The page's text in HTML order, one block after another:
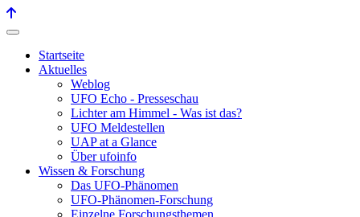
Startseite
Aktuelles
Weblog
UFO Echo - Presseschau
Lichter am Himmel - Was ist das?
UFO Meldestellen
UAP at a Glance
Über ufoinfo
Wissen & Forschung
Das UFO-Phänomen
UFO-Phänomen-Forschung
Einzelne Forschungsthemen